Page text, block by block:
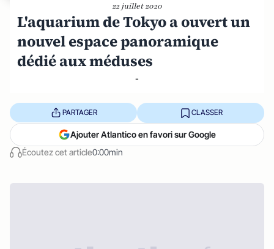
22 juillet 2020
L'aquarium de Tokyo a ouvert un
nouvel espace panoramique
dédié aux méduses
-
Écoutez cet article0:00min
PARTAGER CLASSER
Ajouter Atlantico en favori sur Google